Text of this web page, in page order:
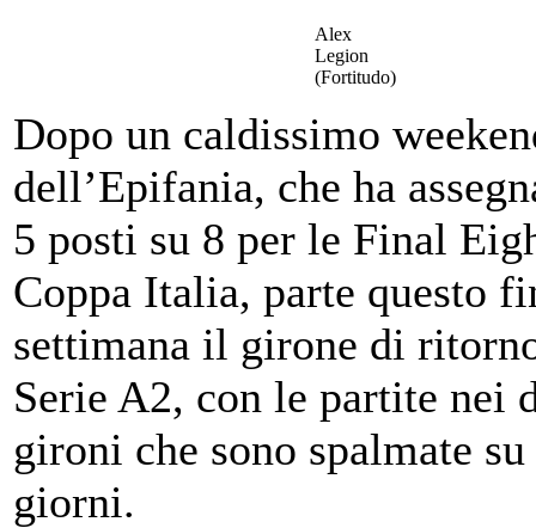
Alex
Legion
(Fortitudo)
Dopo un caldissimo
dell’Epifania, che ha
5 posti su 8 per le Final
Coppa Italia, parte questo
settimana il girone di
Serie A2, con le partite nei
gironi che sono spalmate
giorni.